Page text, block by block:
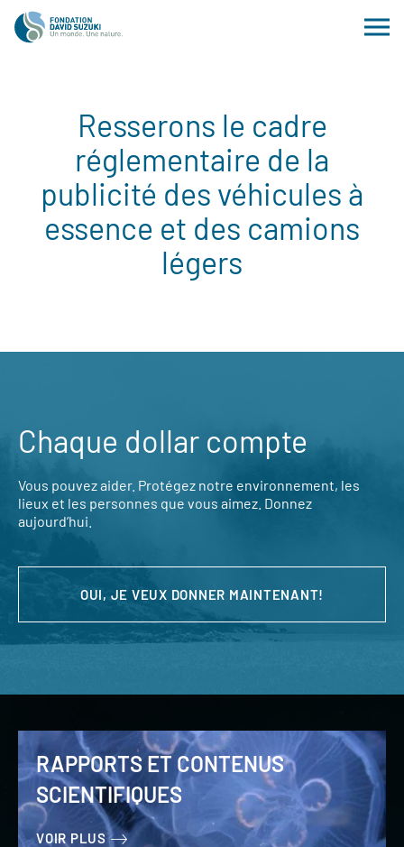
Resserons le cadre
réglementaire de la
publicité des véhicules à
essence et des camions
légers
Chaque dollar compte
Vous pouvez aider. Protégez notre environnement, les
lieux et les personnes que vous aimez. Donnez
aujourd’hui.
OUI, JE VEUX DONNER MAINTENANT!
RAPPORTS ET CONTENUS
SCIENTIFIQUES
VOIR PLUS